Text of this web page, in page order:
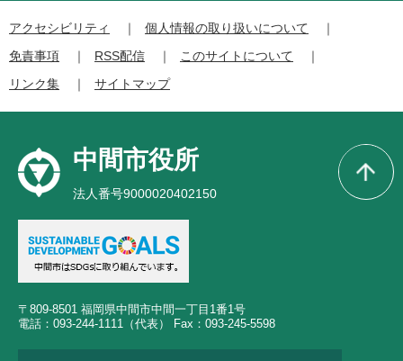
アクセシビリティ
個人情報の取り扱いについて
免責事項
RSS配信
このサイトについて
リンク集
サイトマップ
中間市役所
法人番号9000020402150
〒809-8501 福岡県中間市中間一丁目1番1号
電話：093-244-1111（代表） Fax：093-245-5598